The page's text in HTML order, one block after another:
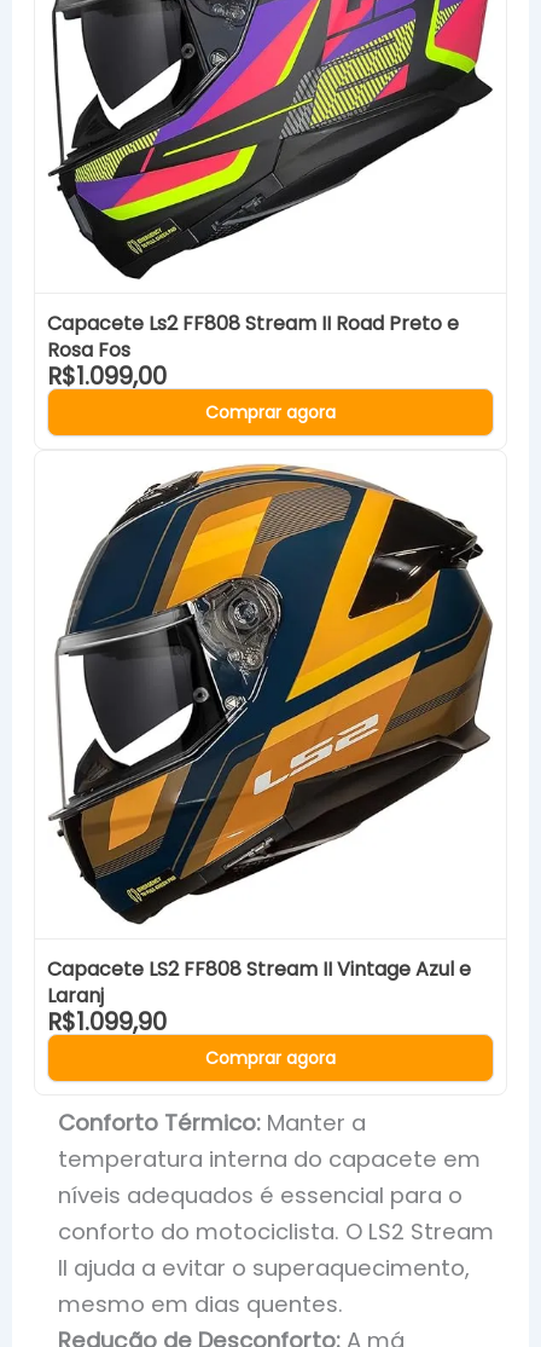
Capacete Ls2 FF808 Stream II Road Preto e
Rosa Fos
R$1.099,00
Comprar agora
Capacete LS2 FF808 Stream II Vintage Azul e
Laranj
R$1.099,90
Comprar agora
Conforto Térmico: Manter a
temperatura interna do capacete em
níveis adequados é essencial para o
conforto do motociclista. O LS2 Stream
II ajuda a evitar o superaquecimento,
mesmo em dias quentes.
Redução de Desconforto: A má